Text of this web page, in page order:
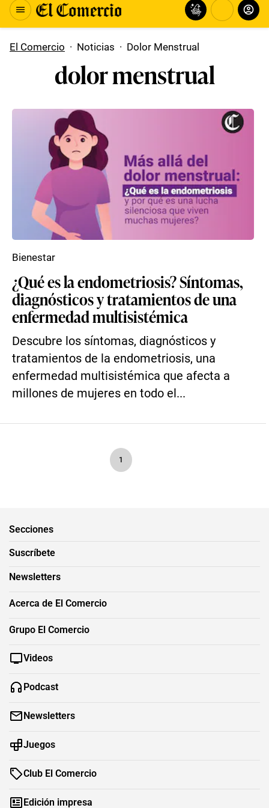
El Comercio · Noticias · Dolor Menstrual
dolor menstrual
¿Qué es la endometriosis? Síntomas,
diagnósticos y tratamientos de una
enfermedad multisistémica
Descubre los síntomas, diagnósticos y
tratamientos de la endometriosis, una
enfermedad multisistémica que afecta a
millones de mujeres en todo el...
Bienestar
1
Secciones
Suscríbete
Newsletters
Acerca de El Comercio
Grupo El Comercio
Videos
Podcast
Newsletters
Juegos
Club El Comercio
Edición impresa